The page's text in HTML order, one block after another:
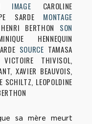
IMAGE CAROLINE
SARDE MONTAGE
HENRI BERTHON SON
HENNEQUIN
SOURCE TAMASA
VICTOIRE THIVISOL,
XAVIER BEAUVOIS,
SCHILTZ, LEOPOLDINE
sa mère meurt